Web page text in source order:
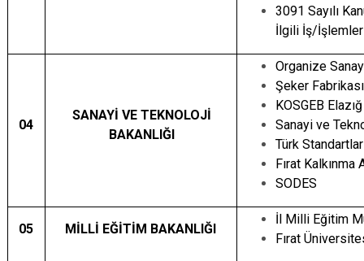
3091 Sayılı
İlgili İş/İşlemler
04
SANAYİ VE TEKNOLOJİ
BAKANLIĞI
Organize
Şeker
KOSGEB
Sanayi ve
Türk
Fırat Kalkınma
SODES
05 MİLLİ EĞİTİM BAKANLIĞI
İl Milli Eğitim
Fırat